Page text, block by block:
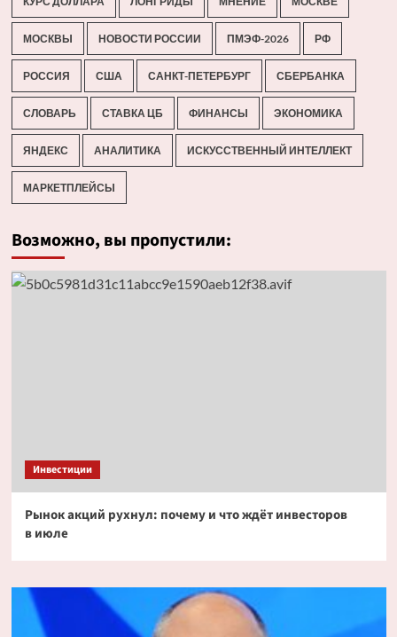
МОСКВЫ НОВОСТИ РОССИИ ПМЭФ-2026 РФ
РОССИЯ США САНКТ-ПЕТЕРБУРГ СБЕРБАНКА
СЛОВАРЬ СТАВКА ЦБ ФИНАНСЫ ЭКОНОМИКА
ЯНДЕКС АНАЛИТИКА ИСКУССТВЕННЫЙ ИНТЕЛЛЕКТ
МАРКЕТПЛЕЙСЫ
Возможно, вы пропустили:
Инвестиции
Рынок акций рухнул: почему и что ждёт инвесторов
в июле